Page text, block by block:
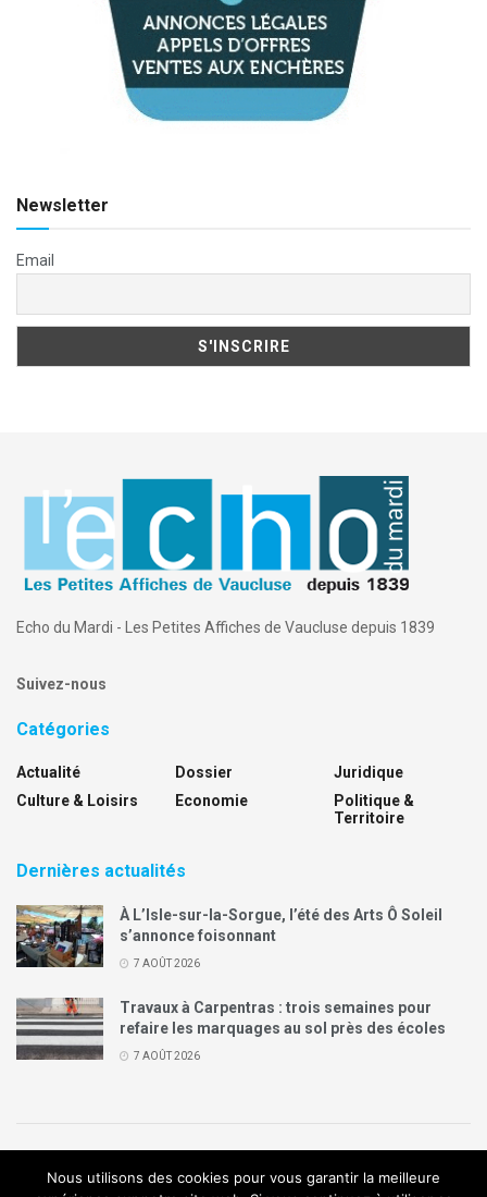
Newsletter
Email
Echo du Mardi - Les Petites Affiches de Vaucluse depuis 1839
Suivez-nous
Catégories
Actualité
Culture & Loisirs
Dossier
Economie
Juridique
Politique &
Territoire
Dernières actualités
À L’Isle-sur-la-Sorgue, l’été des Arts Ô Soleil
s’annonce foisonnant
7 AOÛT 2026
Travaux à Carpentras : trois semaines pour
refaire les marquages au sol près des écoles
7 AOÛT 2026
Politique de confidentialité Mentions légales
Contact
Nous utilisons des cookies pour vous garantir la meilleure